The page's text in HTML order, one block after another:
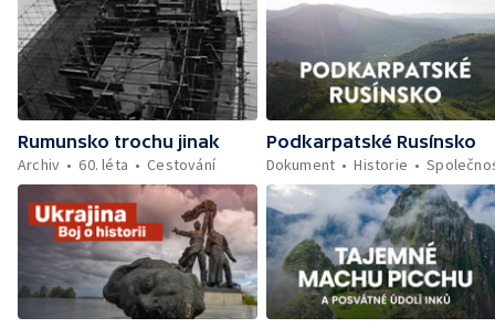
Rumunsko trochu jinak
Archiv
60. léta Cestování
Podkarpatské Rusínsko
Dokument
Historie